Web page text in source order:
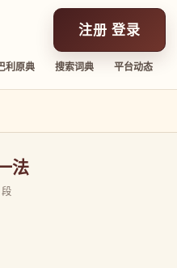
利原典 搜索词典 平台动态
注册 登录
法